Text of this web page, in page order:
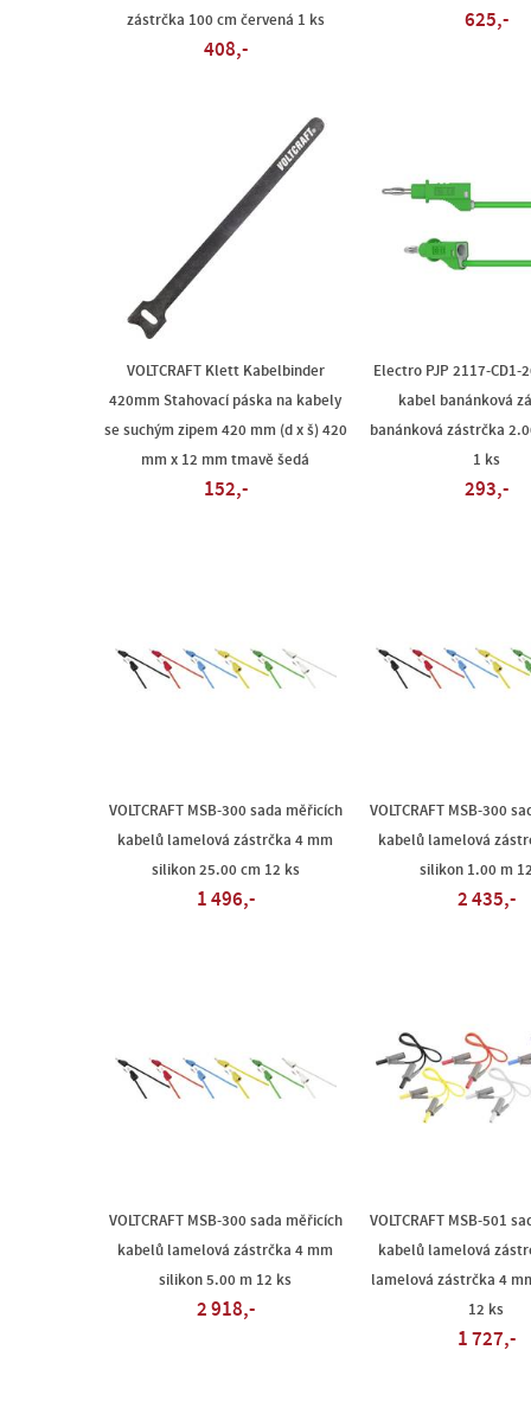
zástrčka 100 cm červená 1 ks
408,-
625,-
VOLTCRAFT Klett Kabelbinder
420mm Stahovací páska na kabely
se suchým zipem 420 mm (d x š) 420
mm x 12 mm tmavě šedá
152,-
Electro PJP 2117-CD1-
kabel banánková
banánková zástrčka
1 ks
293,-
VOLTCRAFT MSB-300 sada měřicích
kabelů lamelová zástrčka 4 mm
silikon 25.00 cm 12 ks
1 496,-
VOLTCRAFT MSB-300
kabelů lamelová
silikon 1.00 m
2 435,-
VOLTCRAFT MSB-300 sada měřicích
kabelů lamelová zástrčka 4 mm
silikon 5.00 m 12 ks
2 918,-
VOLTCRAFT MSB-501
kabelů lamelová
lamelová zástrčka 4
12 ks
1 727,-